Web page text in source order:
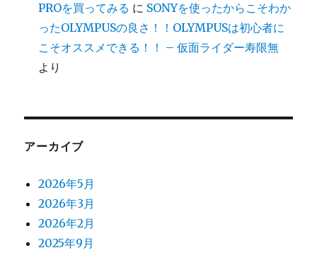
PROを買ってみる に SONYを使ったからこそわか
ったOLYMPUSの良さ！！OLYMPUSは初心者に
こそオススメできる！！ – 仮面ライダー寿限無
より
アーカイブ
2026年5月
2026年3月
2026年2月
2025年9月